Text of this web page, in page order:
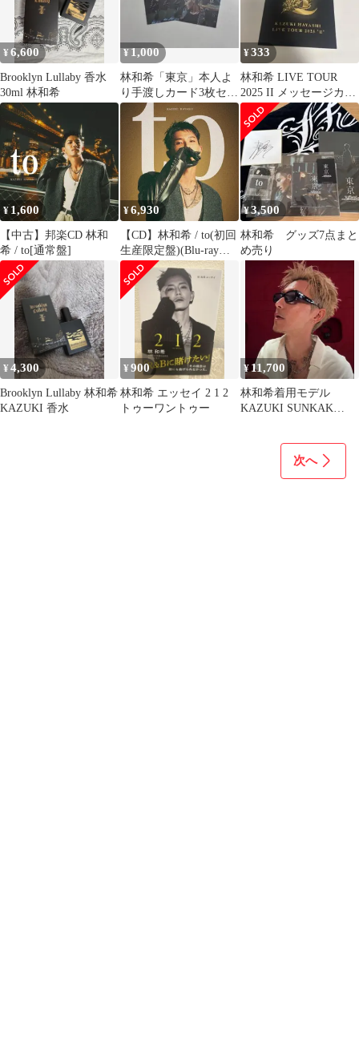
¥6,600
Brooklyn Lullaby 香水
30ml 林和希
¥1,000
林和希「東京」本人よ
り手渡しカード3枚セッ
ト
¥333
林和希 LIVE TOUR
2025 II メッセージカー
ド
¥ 1,600
【中古】邦楽CD 林和
希 / to[通常盤]
¥6,930
【CD】林和希 / to(初回
生産限定盤)(Blu-ray
Disc付) (XNLD-10291)
¥3,500
林和希 グッズ7点まと
め売り
¥4,300
Brooklyn Lullaby 林和希
KAZUKI 香水
¥900
林和希 エッセイ 2 1 2
トゥーワントゥー
¥11,700
林和希着用モデル
KAZUKI SUNKAK
次へ